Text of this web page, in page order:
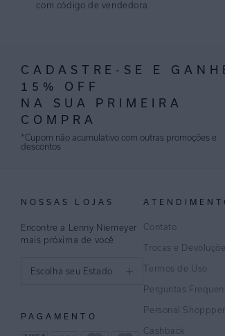
com código de vendedora
CADASTRE-SE E
15% OFF
NA SUA PRIMEIRA
COMPRA
*Cupom não acumulativo com outras promoções e
descontos
NOSSAS LOJAS
Encontre a Lenny Niemeyer
mais próxima de você
Escolha seu Estado
PAGAMENTO
Contato
Trocas e
Termos de Uso
Perguntas
Personal Shoppper
Cashback